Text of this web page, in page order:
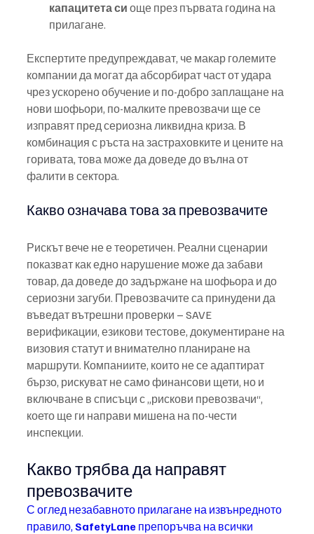
капацитета си още през първата година на
прилагане.
Експертите предупреждават, че макар големите
компании да могат да абсорбират част от удара
чрез ускорено обучение и по-добро заплащане на
нови шофьори, по-малките превозвачи ще се
изправят пред сериозна ликвидна криза. В
комбинация с ръста на застраховките и цените на
горивата, това може да доведе до вълна от
фалити в сектора.
Какво означава това за превозвачите
Рискът вече не е теоретичен. Реални сценарии
показват как едно нарушение може да забави
товар, да доведе до задържане на шофьора и до
сериозни загуби. Превозвачите са принудени да
въведат вътрешни проверки – SAVE
верификации, езикови тестове, документиране на
визовия статут и внимателно планиране на
маршрути. Компаниите, които не се адаптират
бързо, рискуват не само финансови щети, но и
включване в списъци с „рискови превозвачи“,
което ще ги направи мишена на по-чести
инспекции.
Какво трябва да направят
превозвачите
С оглед незабавното прилагане на извънредното
правило, SafetyLane препоръчва на всички